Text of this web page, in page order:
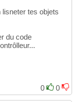
tes objets
du code
0
0